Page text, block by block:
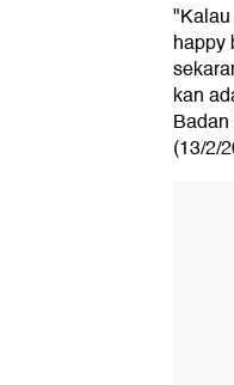
happy
kan
(13/2/